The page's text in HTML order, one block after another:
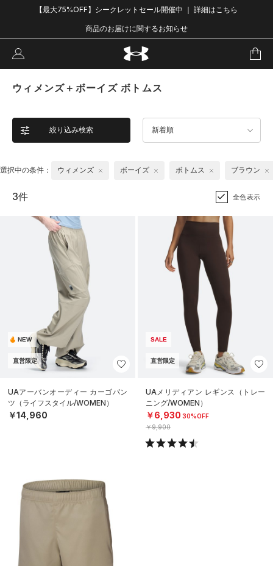
【最大75%OFF】シークレットセール開催中 ｜ 詳細はこちら
商品のお届けに関するお知らせ
ウィメンズ＋ボーイズ ボトムス
絞り込み検索 新着順
選択中の条件： ウィメンズ ボーイズ ボトムス ブラウン
3件 全色表示
NEW
直営限定
UAアーバンオーディー カーゴパン
ツ（ライフスタイル/WOMEN）
￥14,960
SALE
直営限定
UAメリディアン レギンス（トレー
ニング/WOMEN）
￥6,930 30%OFF
￥9,900